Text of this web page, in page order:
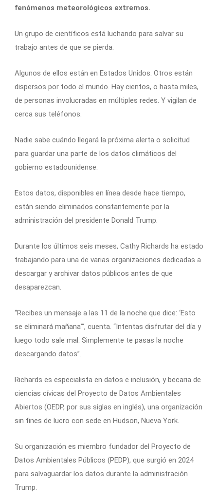
fenómenos meteorológicos extremos.
Un grupo de científicos está luchando para salvar su
trabajo antes de que se pierda.
Algunos de ellos están en Estados Unidos. Otros están
dispersos por todo el mundo. Hay cientos, o hasta miles,
de personas involucradas en múltiples redes. Y vigilan de
cerca sus teléfonos.
Nadie sabe cuándo llegará la próxima alerta o solicitud
para guardar una parte de los datos climáticos del
gobierno estadounidense.
Estos datos, disponibles en línea desde hace tiempo,
están siendo eliminados constantemente por la
administración del presidente Donald Trump.
Durante los últimos seis meses, Cathy Richards ha estado
trabajando para una de varias organizaciones dedicadas a
descargar y archivar datos públicos antes de que
desaparezcan.
“Recibes un mensaje a las 11 de la noche que dice: ‘Esto
se eliminará mañana’”, cuenta. “Intentas disfrutar del día y
luego todo sale mal. Simplemente te pasas la noche
descargando datos”.
Richards es especialista en datos e inclusión, y becaria de
ciencias cívicas del Proyecto de Datos Ambientales
Abiertos (OEDP, por sus siglas en inglés), una organización
sin fines de lucro con sede en Hudson, Nueva York.
Su organización es miembro fundador del Proyecto de
Datos Ambientales Públicos (PEDP), que surgió en 2024
para salvaguardar los datos durante la administración
Trump.